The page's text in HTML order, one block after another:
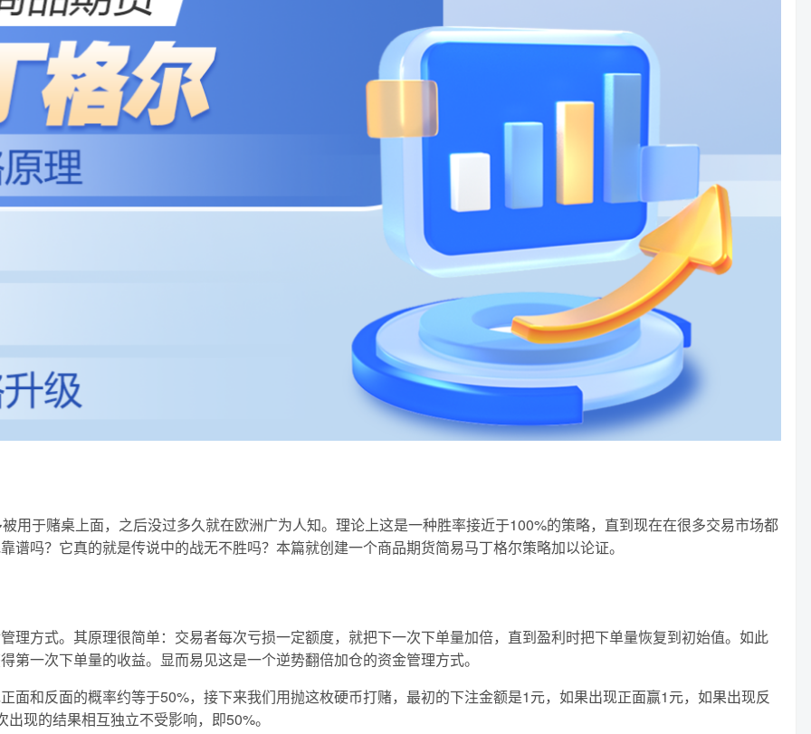
用于赌桌上面，之后没过多久就在欧洲广为人知。理论上这是一种胜率接近于100%的策略，直到现在在很多交易市场都
吗？它真的就是传说中的战无不胜吗？本篇就创建一个商品期货简易马丁格尔策略加以论证。
理方式。其原理很简单：交易者每次亏损一定额度，就把下一次下单量加倍，直到盈利时把下单量恢复到初始值。如此
一次下单量的收益。显而易见这是一个逆势翻倍加仓的资金管理方式。
面和反面的概率约等于50%，接下来我们用抛这枚硬币打赌，最初的下注金额是1元，如果出现正面赢1元，如果出现反
现的结果相互独立不受影响，即50%。